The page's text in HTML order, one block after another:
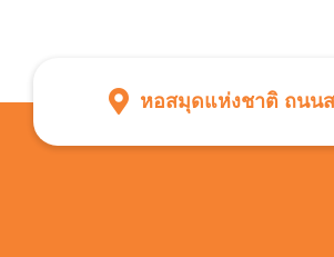
หอสมุดแห่งชาติ ถนนส